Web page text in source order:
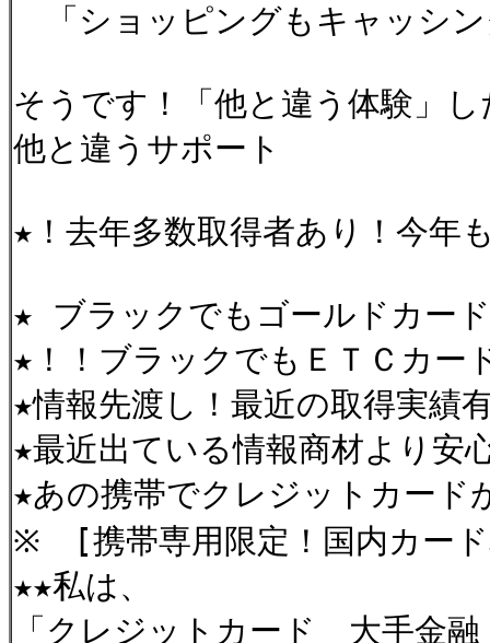
「ショッピングもキャッ
そうです！「他と違う体験」
他と違うサポート
★！去年多数取得者あり！今年
★ ブラックでもゴールドカー
★！！ブラックでもＥＴＣカ
★情報先渡し！最近の取得実
★最近出ている情報商材より安
★あの携帯でクレジットカード
※ [携帯専用限定！国内カー
★★私は、
「クレジットカード 大手金